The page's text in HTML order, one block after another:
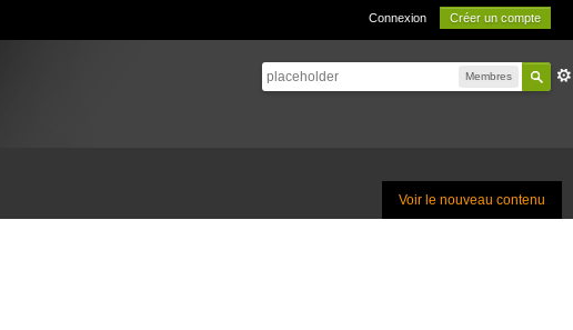
Connexion Créer un compte
Membres
Voir le nouveau contenu